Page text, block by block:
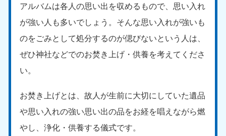
アルバムは各人の思い出を収めるもので、思い入れ
が強い人も多いでしょう。そんな思い入れが強いも
のをごみとして処分するのが偲びないという人は、
ぜひ神社などでのお焚き上げ・供養を考えてくださ
い。
お焚き上げとは、故人が生前に大切にしていた遺品
や思い入れの強い思い出の品をお経を唱えながら燃
やし、浄化・供養する儀式です。
9:00〜19:00 年中無休 9:00〜19:00 年中無休
奈良県
050-1881-5249
9:00〜19:00 年中無休
三重県
050-1881-5254
9:00〜19:00 年中無休
9:00〜19:00 年中無休 9:00〜19:00 年中無休
和歌山県
050-1881-5248